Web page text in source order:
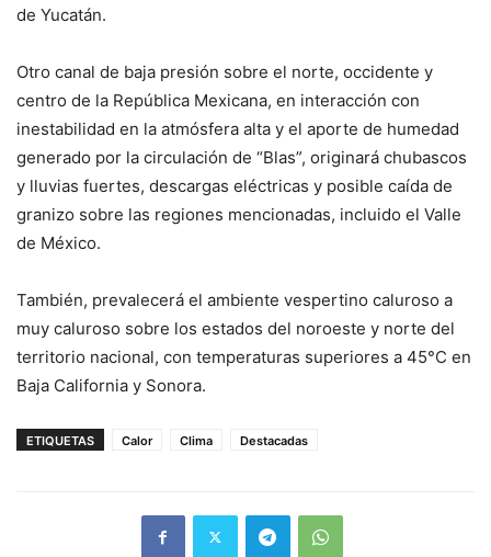
de Yucatán.
Otro canal de baja presión sobre el norte, occidente y
centro de la República Mexicana, en interacción con
inestabilidad en la atmósfera alta y el aporte de humedad
generado por la circulación de “Blas”, originará chubascos
y lluvias fuertes, descargas eléctricas y posible caída de
granizo sobre las regiones mencionadas, incluido el Valle
de México.
También, prevalecerá el ambiente vespertino caluroso a
muy caluroso sobre los estados del noroeste y norte del
territorio nacional, con temperaturas superiores a 45°C en
Baja California y Sonora.
ETIQUETAS Calor Clima Destacadas